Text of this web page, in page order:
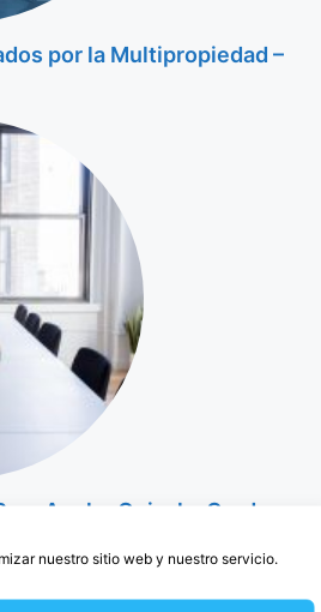
nuestro sitio web y nuestro servicio.
por la Multipropiedad –
Anular Ogisaka Garden